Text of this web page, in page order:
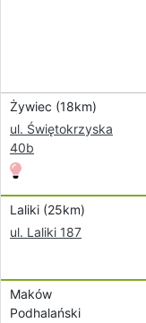
Żywiec (18km)
ul. Świętokrzyska
40b
Laliki (25km)
ul. Laliki 187
Maków
Podhalański